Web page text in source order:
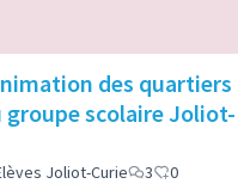
des quartiers
groupe scolaire Joliot-
Joliot-Curie 3 0